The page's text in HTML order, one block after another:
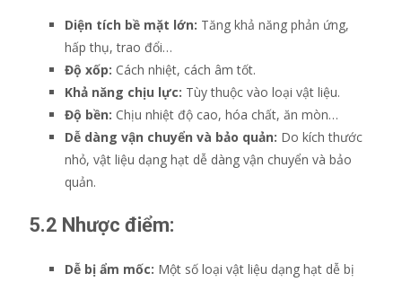
Diện tích bề mặt lớn: Tăng khả năng phản ứng,
hấp thụ, trao đổi…
Độ xốp: Cách nhiệt, cách âm tốt.
Khả năng chịu lực: Tùy thuộc vào loại vật liệu.
Độ bền: Chịu nhiệt độ cao, hóa chất, ăn mòn…
Dễ dàng vận chuyển và bảo quản: Do kích thước
nhỏ, vật liệu dạng hạt dễ dàng vận chuyển và bảo
quản.
5.2 Nhược điểm:
Dễ bị ẩm mốc: Một số loại vật liệu dạng hạt dễ bị